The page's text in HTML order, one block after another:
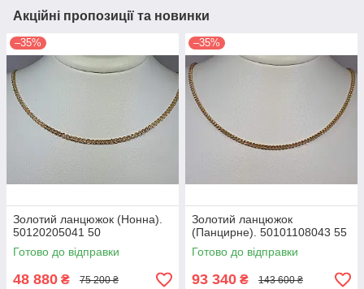
Акційні пропозиції та новинки
–35%
Золотий ланцюжок (Нонна).
50120205041 50
Готово до відправки
48 880 ₴ 75 200 ₴
–35%
Золотий ланцюжок
(Панцирне). 50101108043 55
Готово до відправки
93 340 ₴ 143 600 ₴